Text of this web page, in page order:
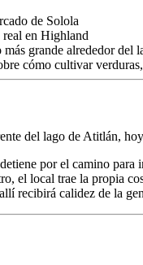
de Solola
en Highland
grande alrededor del
cómo cultivar
del lago de Atitlán,
por el camino
el local trae la propia
recibirá calidez de la